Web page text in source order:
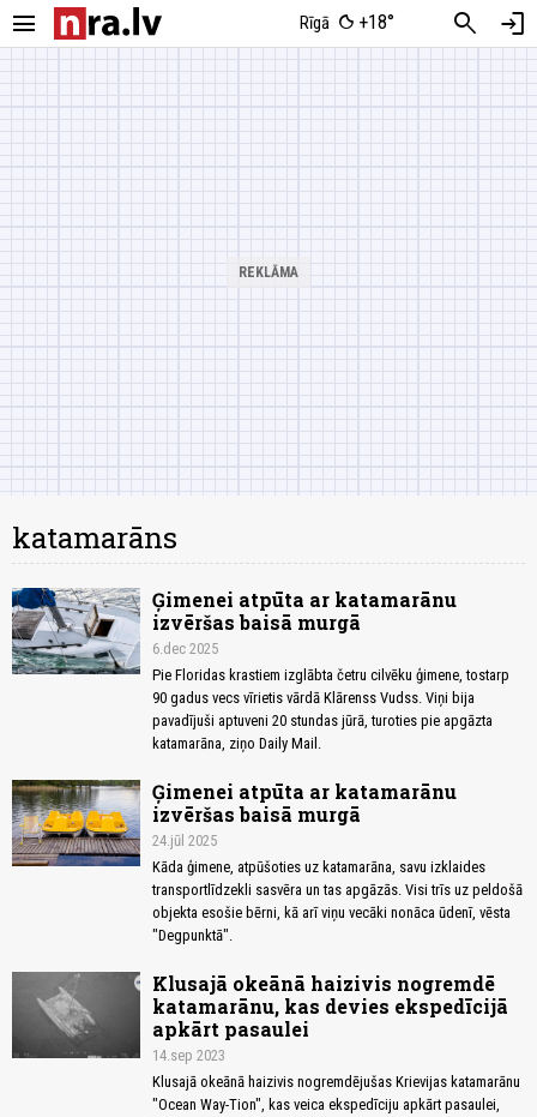
menu Rīgā +18° search login
katamarāns
Ģimenei atpūta ar katamarānu
izvēršas baisā murgā
6.dec 2025
Pie Floridas krastiem izglābta četru cilvēku ģimene, tostarp
90 gadus vecs vīrietis vārdā Klārenss Vudss. Viņi bija
pavadījuši aptuveni 20 stundas jūrā, turoties pie apgāzta
katamarāna, ziņo Daily Mail.
Ģimenei atpūta ar katamarānu
izvēršas baisā murgā
24.jūl 2025
Kāda ģimene, atpūšoties uz katamarāna, savu izklaides
transportlīdzekli sasvēra un tas apgāzās. Visi trīs uz peldošā
objekta esošie bērni, kā arī viņu vecāki nonāca ūdenī, vēsta
"Degpunktā".
Klusajā okeānā haizivis nogremdē
katamarānu, kas devies ekspedīcijā
apkārt pasaulei
14.sep 2023
Klusajā okeānā haizivis nogremdējušas Krievijas katamarānu
"Ocean Way-Tion", kas veica ekspedīciju apkārt pasaulei,